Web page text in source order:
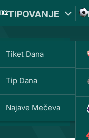
TIPOVANJE
Tiket Dana
Tip Dana
Najave Mečeva